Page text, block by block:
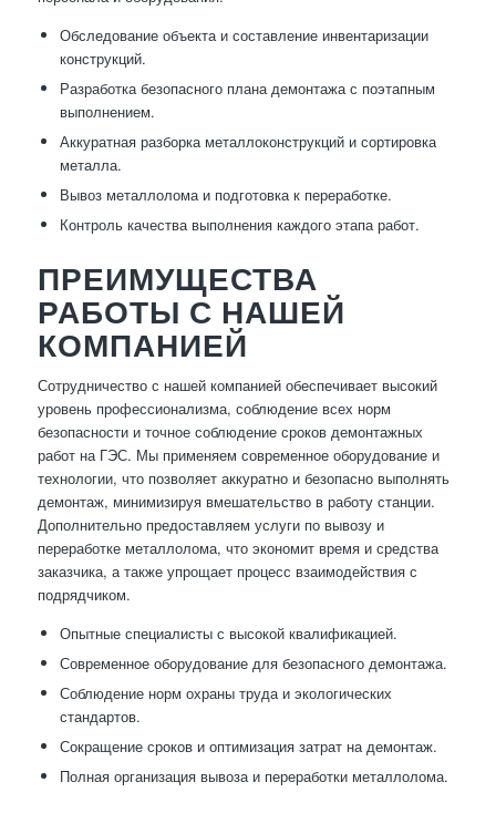
Обследование объекта и составление инвентаризации
конструкций.
Разработка безопасного плана демонтажа с поэтапным
выполнением.
Аккуратная разборка металлоконструкций и сортировка
металла.
Вывоз металлолома и подготовка к переработке.
Контроль качества выполнения каждого этапа работ.
ПРЕИМУЩЕСТВА
РАБОТЫ С НАШЕЙ
КОМПАНИЕЙ
Сотрудничество с нашей компанией обеспечивает высокий
уровень профессионализма, соблюдение всех норм
безопасности и точное соблюдение сроков демонтажных
работ на ГЭС. Мы применяем современное оборудование и
технологии, что позволяет аккуратно и безопасно выполнять
демонтаж, минимизируя вмешательство в работу станции.
Дополнительно предоставляем услуги по вывозу и
переработке металлолома, что экономит время и средства
заказчика, а также упрощает процесс взаимодействия с
подрядчиком.
Опытные специалисты с высокой квалификацией.
Современное оборудование для безопасного демонтажа.
Соблюдение норм охраны труда и экологических
стандартов.
Сокращение сроков и оптимизация затрат на демонтаж.
Полная организация вывоза и переработки металлолома.